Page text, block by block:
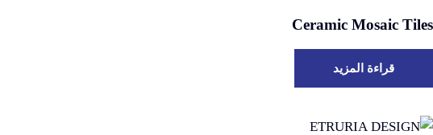
Ceramic Mosaic Tiles
قراءة المزيد